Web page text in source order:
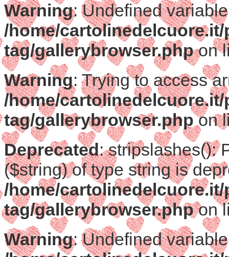
Warning: Undefined
/home/
tag/gallerybrowser.phpon
Warning: Trying to access
/home/
tag/gallerybrowser.phpon
Deprecated: stripslashes():
($string) of type string is
/home/
tag/gallerybrowser.phpon
Warning: Undefined